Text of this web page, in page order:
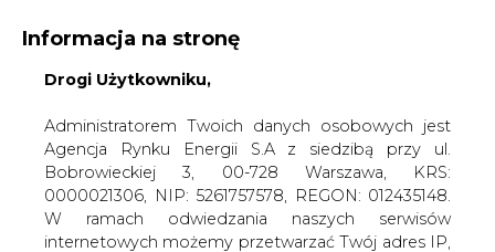
KONTAKT:
WYDAWCA PORTALU:
WYSOKI KONTRAST A A
ZALOGUJ SIĘ
Informacja na stronę
Drogi Użytkowniku,
Administratorem Twoich danych osobowych jest
Agencja Rynku Energii S.A z siedzibą przy ul.
Bobrowieckiej 3, 00-728 Warszawa, KRS:
0000021306, NIP: 5261757578, REGON: 012435148.
W ramach odwiedzania naszych serwisów
internetowych możemy przetwarzać Twój adres IP,